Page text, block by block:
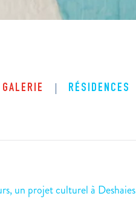
GALERIE RÉSIDENCES
un projet culturel à